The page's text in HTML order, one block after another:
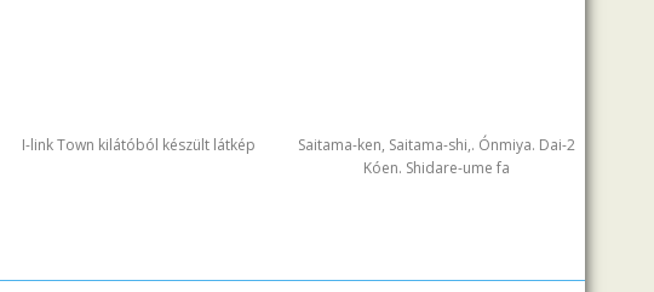
I-link Town kilátóból készült látkép
Saitama-ken, Saitama-shi,. Ónmiya. Dai-2
Kóen. Shidare-ume fa